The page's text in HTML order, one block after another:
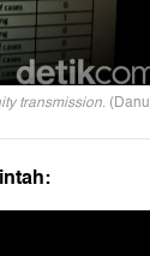
transmission. (Danu